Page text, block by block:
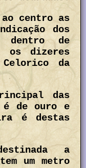
centro as
dos
dentro de
os dizeres
Celorico da
das
é de ouro e
é destas
a
um metro